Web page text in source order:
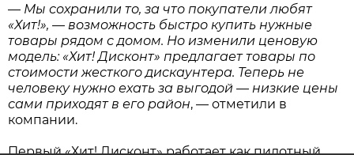
— Мы сохранили то, за что покупатели любят
«Хит!», — возможность быстро купить нужные
товары рядом с домом. Но изменили ценовую
модель: «Хит! Дисконт» предлагает товары по
стоимости жесткого дискаунтера. Теперь не
человеку нужно ехать за выгодой — низкие цены
сами приходят в его район, — отметили в
компании.
Первый «Хит! Дисконт» работает как пилотный